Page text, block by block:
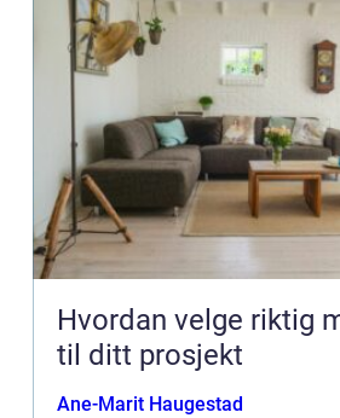
Hvordan velge riktig
til ditt prosjekt
Ane-Marit Haugestad